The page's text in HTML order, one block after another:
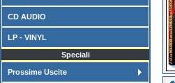
CD AUDIO
LP - VINYL
Speciali
Prossime Uscite